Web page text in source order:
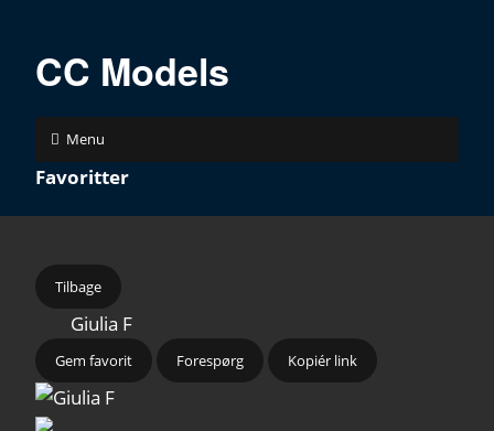
CC Models
Menu
Favoritter
Tilbage
Giulia F
Gem favorit Forespørg Kopiér link